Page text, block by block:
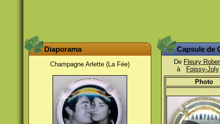
Diaporama
Champagne Arlette (La Fée)
Capsule de
De Fleury
à
Foissy-Joly
Photo